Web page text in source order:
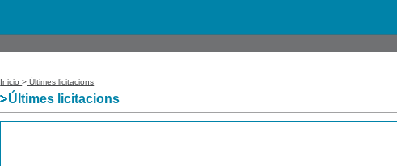
Inicio> Últimes licitacions
Últimes licitacions